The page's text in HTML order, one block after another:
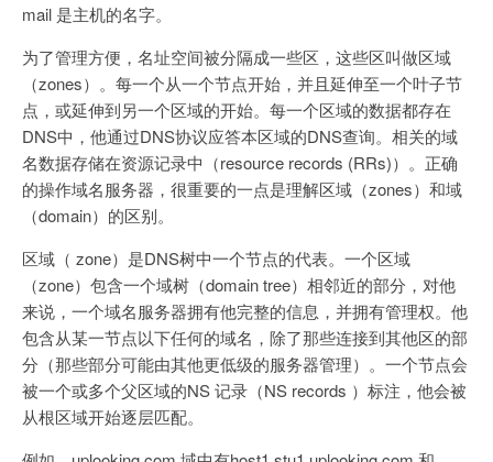
mail 是主机的名字。
为了管理方便，名址空间被分隔成一些区，这些区叫做区域
（zones）。每一个从一个节点开始，并且延伸至一个叶子节
点，或延伸到另一个区域的开始。每一个区域的数据都存在
DNS中，他通过DNS协议应答本区域的DNS查询。相关的域
名数据存储在资源记录中（resource records (RRs)）。正确
的操作域名服务器，很重要的一点是理解区域（zones）和域
（domain）的区别。
区域（ zone）是DNS树中一个节点的代表。一个区域
（zone）包含一个域树（domain tree）相邻近的部分，对他
来说，一个域名服务器拥有他完整的信息，并拥有管理权。他
包含从某一节点以下任何的域名，除了那些连接到其他区的部
分（那些部分可能由其他更低级的服务器管理）。一个节点会
被一个或多个父区域的NS 记录（NS records ）标注，他会被
从根区域开始逐层匹配。